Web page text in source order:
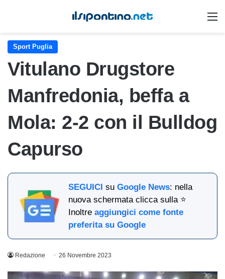
Sport Puglia
Vitulano Drugstore
Manfredonia, beffa a
Mola: 2-2 con il Bulldog
Capurso
SEGUICI suGoogle News: nella
nuova schermata clicca sulla ⭐
Inoltreaggiungici come fonte
preferita su Google
Redazione 26 Novembre 2023